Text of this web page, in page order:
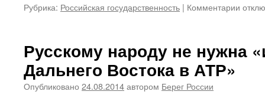
Рубрика: Российская государственность | Комментарии к
Русскому народу не нужна
Дальнего Востока в АТР»
Опубликовано 24.08.2014автором Берег России